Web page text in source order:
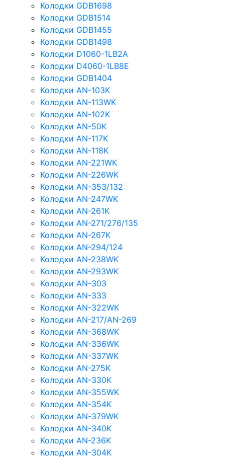
Колодки GDB1698
Колодки GDB1514
Колодки GDB1455
Колодки GDB1498
Колодки D1060-1LB2A
Колодки D4060-1LB8E
Колодки GDB1404
Колодки AN-103K
Колодки AN-113WK
Колодки AN-102K
Колодки AN-50K
Колодки AN-117K
Колодки AN-118K
Колодки AN-221WK
Колодки AN-226WK
Колодки AN-353/132
Колодки AN-247WK
Колодки AN-261K
Колодки AN-271/276/135
Колодки AN-267K
Колодки AN-294/124
Колодки AN-238WK
Колодки AN-293WK
Колодки AN-303
Колодки AN-333
Колодки AN-322WK
Колодки AN-217/AN-269
Колодки AN-368WK
Колодки AN-336WK
Колодки AN-337WK
Колодки AN-275K
Колодки AN-330K
Колодки AN-355WK
Колодки AN-354K
Колодки AN-379WK
Колодки AN-340K
Колодки AN-236K
Колодки AN-304K